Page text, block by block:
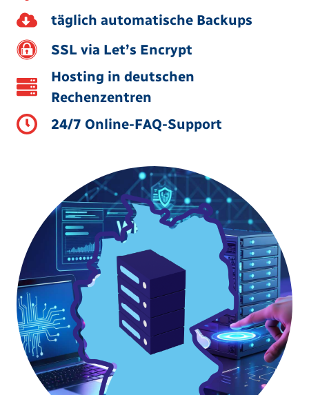
täglich automatische Backups
SSL via Let’s Encrypt
Hosting in deutschen
Rechenzentren
24/7 Online-FAQ-Support